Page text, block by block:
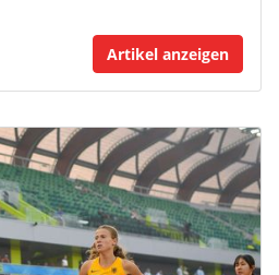
Artikel anzeigen